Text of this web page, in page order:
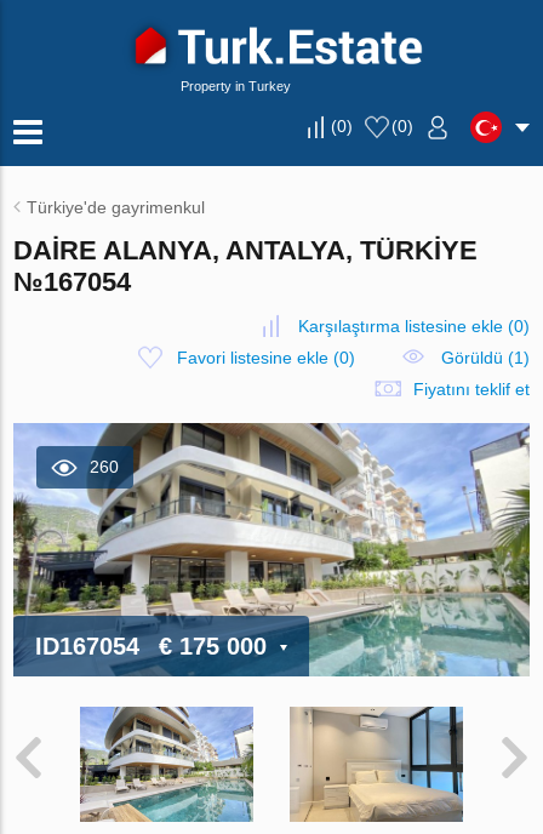
Property in Turkey
(0) (0)
Türkiye'de gayrimenkul
DAIRE ALANYA, ANTALYA, TÜRKIYE
№167054
Karşılaştırma listesine ekle(0)
Favori listesine ekle(0)
Görüldü (1)
Fiyatını teklif et
260
ID167054 € 175 000